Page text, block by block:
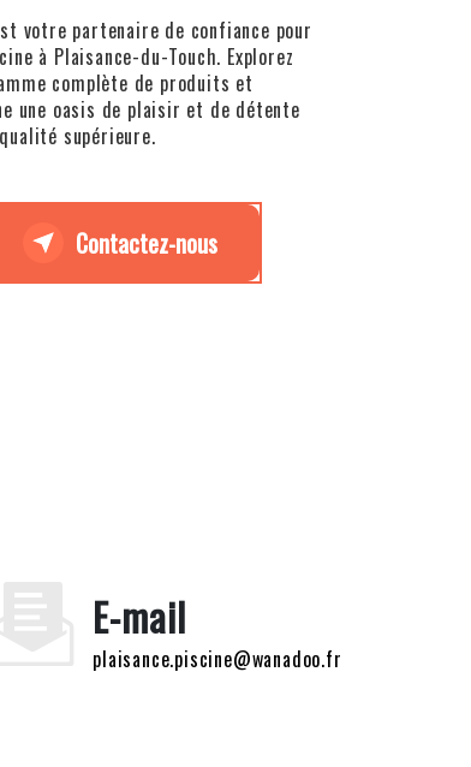
votre partenaire de confiance pour
à Plaisance-du-Touch. Explorez
complète de produits et
une oasis de plaisir et de détente
supérieure.
Contactez-nous
E-mail
plaisance.piscine@wanadoo.fr